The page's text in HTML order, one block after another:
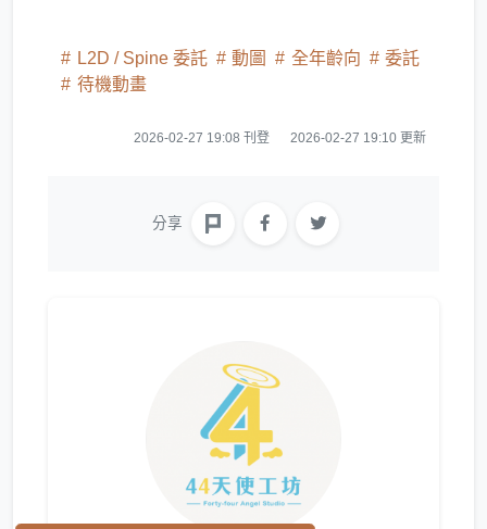
L2D / Spine 委託 動圖 全年齡向
委託
待機動畫
2026-02-27 19:08 刊登 2026-02-27 19:10 更新
分享